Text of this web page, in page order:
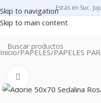
Skip to navigation
Skip to main content
Estás en Suc.
Inicio PAPELES PAPELES